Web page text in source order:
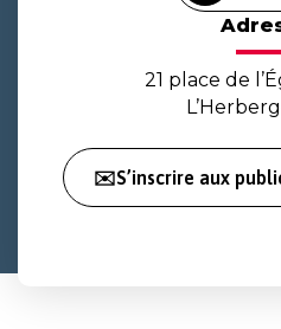
21 place de
✉️S’inscrire aux